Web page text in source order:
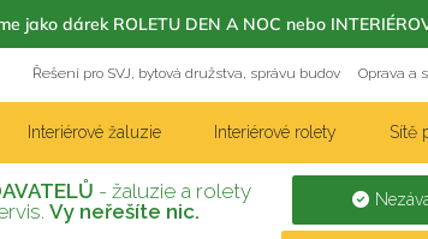
Řešení pro SVJ, bytová družstva, správu budov Oprava a
Interiérové žaluzie Interiérové rolety Sítě
- žaluzie a rolety
Vy neřešíte nic.
jako dárek ROLETU DEN A NOC nebo